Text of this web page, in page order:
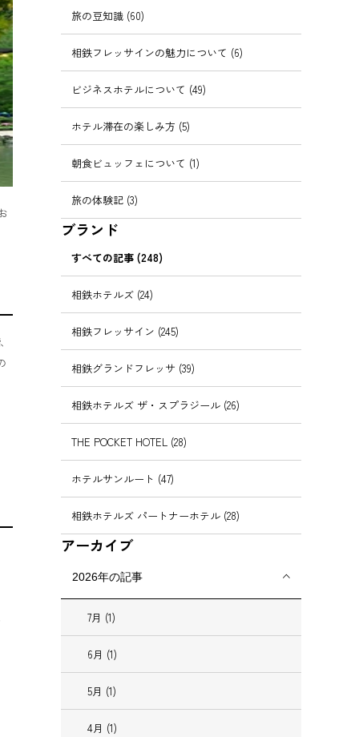
旅の豆知識 (60)
相鉄フレッサインの魅力について (6)
ビジネスホテルについて (49)
ホテル滞在の楽しみ方 (5)
朝食ビュッフェについて (1)
旅の体験記 (3)
ブランド
すべての記事 (248)
相鉄ホテルズ (24)
相鉄フレッサイン (245)
相鉄グランドフレッサ (39)
相鉄ホテルズ ザ・スプラジール (26)
THE POCKET HOTEL (28)
ホテルサンルート (47)
相鉄ホテルズ パートナーホテル (28)
アーカイブ
2026年の記事
7月 (1)
6月 (1)
5月 (1)
4月 (1)